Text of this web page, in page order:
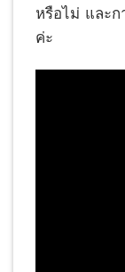
หรือไม่ และก
ค่ะ